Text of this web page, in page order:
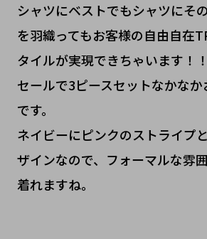
シャツにベストでもシャツにそ
を羽織ってもお客様の自由自在
タイルが実現できちゃいます！！
セールで3ピースセットなかな
です。
ネイビーにピンクのストライプ
ザインなので、フォーマルな雰
着れますね。